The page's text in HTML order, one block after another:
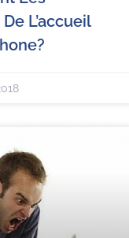
L’accueil